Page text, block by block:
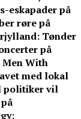
eskapader på
røre på
Tønder
på
With
med lokal
politiker vil